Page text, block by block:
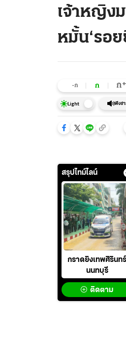
เจ้าหญิง
หมั้น‘รอ
-ก ก ก+
Light ฟังข่า
สรุปไทม์ไลน์
กราดยิงเทพศิรินทร์
นนทบุรี
ติดตาม